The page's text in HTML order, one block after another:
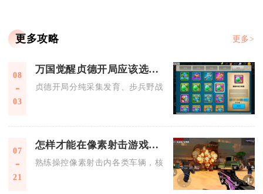
更多攻略 更多>
08
03
万国觉醒贞德开局应该选哪个武将
贞德开局分纯采集发育、步兵野战开荒两条路线，平民零氪
07
21
怎样才能在像素射击游戏中熟练地操控车辆
熟练操控像素射击内各类车辆，核心在于吃透基础按键节奏